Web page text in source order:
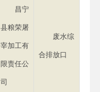
昌宁
县粮荣屠
宰加工有
限责任公
司
废水综
合排放口